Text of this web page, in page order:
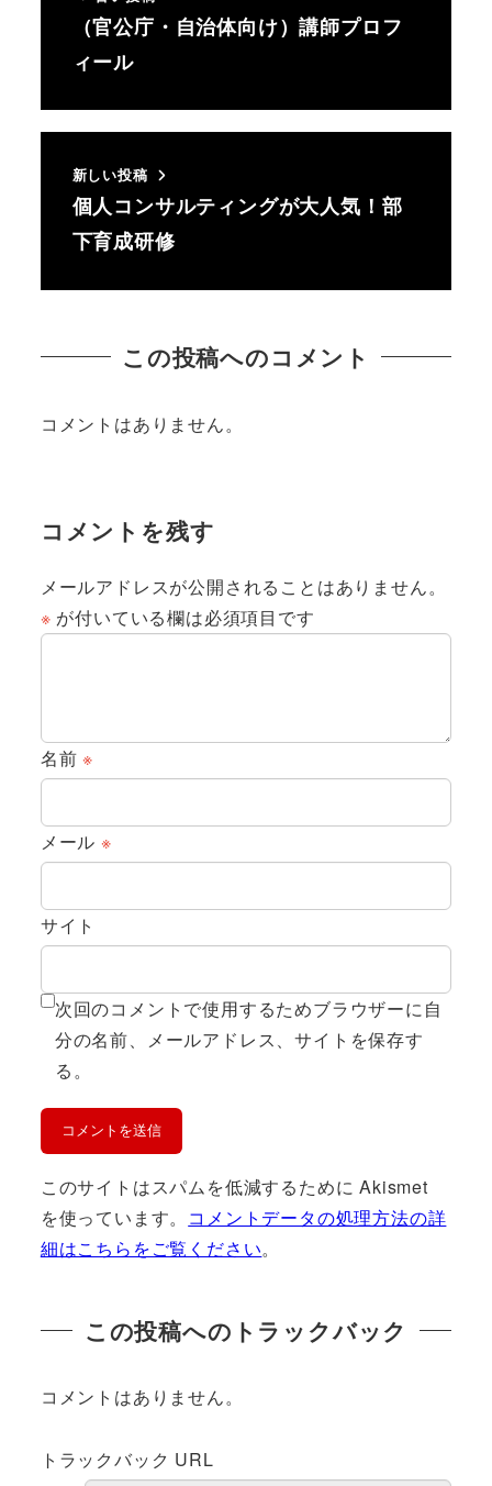
（官公庁・自治体向け）講師プロフ
ィール
新しい投稿
個人コンサルティングが大人気！部
下育成研修
この投稿へのコメント
コメントはありません。
コメントを残す
メールアドレスが公開されることはありません。
※ が付いている欄は必須項目です
名前※
メール ※
サイト
次回のコメントで使用するためブラウザーに自
分の名前、メールアドレス、サイトを保存す
る。
このサイトはスパムを低減するために Akismet
を使っています。 コメントデータの処理方法の詳
細はこちらをご覧ください。
この投稿へのトラックバック
コメントはありません。
トラックバック URL